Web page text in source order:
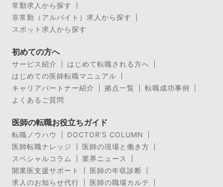
常勤求人から探す
非常勤（アルバイト）求人から探す
スポット求人から探す
初めての方へ
サービス紹介
はじめて転職される方へ
はじめての医師転職マニュアル
キャリアパートナー紹介
拠点一覧
転職成功事例
よくあるご質問
医師の転職お役立ちガイド
転職ノウハウ
DOCTOR’S COLUMN
医師転職ナレッジ
医師の現場と働き方
スペシャルコラム
業界ニュース
開業医支援サポート
医師の年収診断
求人のお知らせ代行
医師の職場カルテ